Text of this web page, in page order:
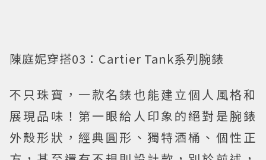
陳庭妮穿搭03：Cartier Tank系列腕錶
不只珠寶，一款名錶也能建立個人風格和
展現品味！第一眼給人印象的絕對是腕錶
外殼形狀，經典圓形、獨特酒桶、個性正